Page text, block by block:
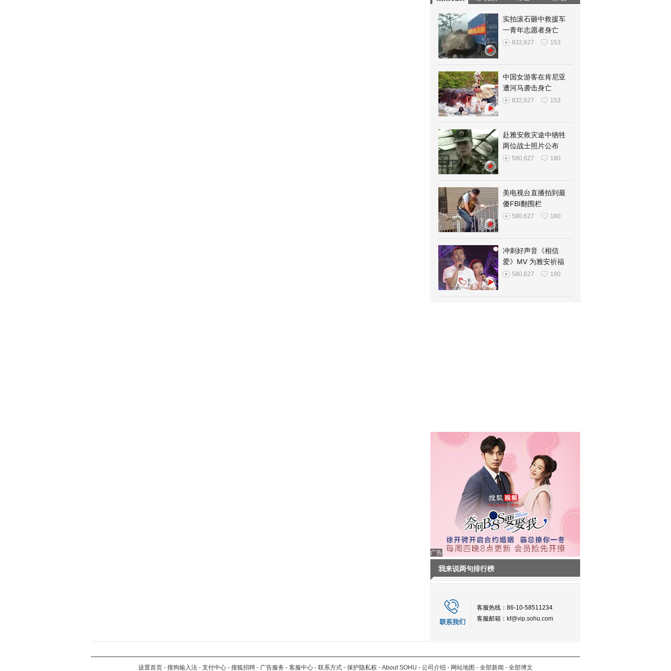
实拍滚石砸中救援车
一青年志愿者身亡
832,627 153
中国女游客在肯尼亚
遭河马袭击身亡
832,627 153
赴雅安救灾途中牺牲
两位战士照片公布
580,627 180
美电视台直播拍到最
傻FBI翻围栏
580,627 180
冲刺好声音《相信
爱》MV 为雅安祈福
580,627 180
广告
我来说两句排行榜
客服热线：86-10-58511234
客服邮箱： kf@vip.sohu.com
设置首页 - 搜狗输入法 - 支付中心 - 搜狐招聘 - 广告服务 - 客服中心 - 联系方式 - 保护隐私权 - About SOHU - 公司介绍 - 网站地图 - 全部新闻 - 全部博文